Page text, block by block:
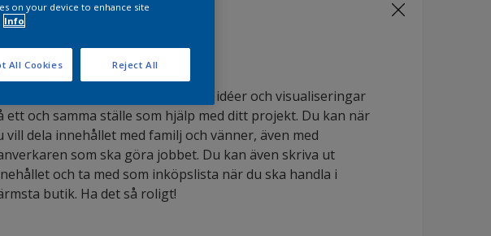
hittar du alla produkter, kulörer, idéer och visualiseringar
ett och samma ställe som hjälp med ditt projekt. Du kan när
vill dela innehållet med familj och vänner, även med
som ska göra jobbet. Du kan även skriva ut
och ta med som inköpslista när du ska handla i
butik. Ha det så roligt!
on your device to enhance site
Info
Reject All
All Cookies